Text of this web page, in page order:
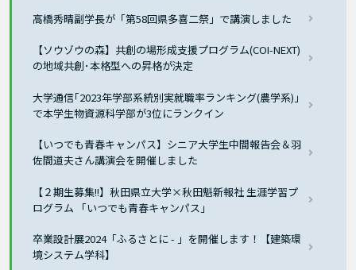
高橋秀晴副学長が「第58回県多喜二祭」で講演しました
【ソウゾウの森】共創の場形成支援プログラム(COI-NEXT)
の地域共創･本格型への昇格が決定
大学通信｢2023年学部系統別実就職率ランキング(農学系)｣
で本学生物資源科学部が3位にランクイン
【いつでも青春キャンパス】シニア大学生中間報告会＆羽
佐間道夫さん講演会を開催しました
【２期生募集!!】秋田県立大学×秋田魁新報社 生涯学習プ
ログラム 「いつでも青春キャンパス」
卒業設計展2024「ふるさとに - 」を開催します！【建築環
境システム学科】